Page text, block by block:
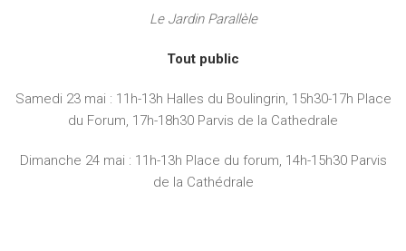
Le Jardin Parallèle
Tout public
Samedi 23 mai : 11h-13h Halles du Boulingrin, 15h30-17h Place
du Forum, 17h-18h30 Parvis de la Cathedrale
Dimanche 24 mai : 11h-13h Place du forum, 14h-15h30 Parvis
de la Cathédrale